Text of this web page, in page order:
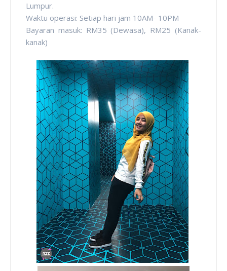
Lumpur.
Waktu operasi: Setiap hari jam 10AM- 10PM
Bayaran masuk: RM35 (Dewasa), RM25 (Kanak-
kanak)